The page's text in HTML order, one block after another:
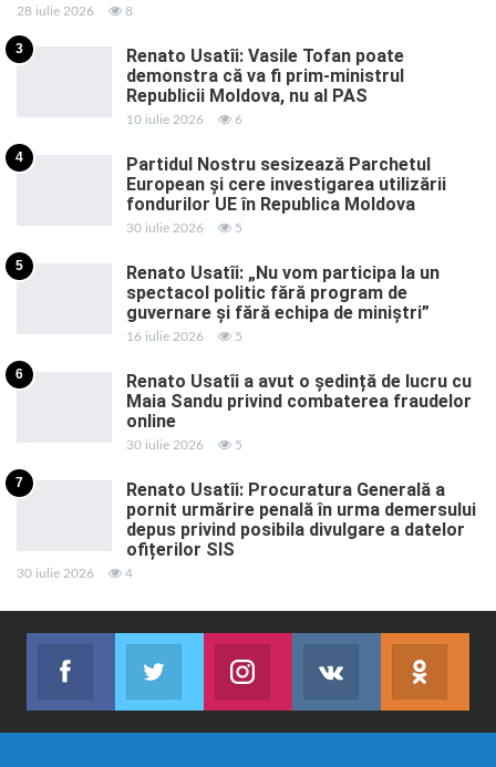
28 iulie 2026 8
3
Renato Usatîi: Vasile Tofan poate
demonstra că va fi prim-ministrul
Republicii Moldova, nu al PAS
10 iulie 2026 6
4
Partidul Nostru sesizează Parchetul
European și cere investigarea utilizării
fondurilor UE în Republica Moldova
30 iulie 2026 5
5
Renato Usatîi: „Nu vom participa la un
spectacol politic fără program de
guvernare și fără echipa de miniștri”
16 iulie 2026 5
6
Renato Usatîi a avut o ședință de lucru cu
Maia Sandu privind combaterea fraudelor
online
30 iulie 2026 5
7
Renato Usatîi: Procuratura Generală a
pornit urmărire penală în urma demersului
depus privind posibila divulgare a datelor
ofițerilor SIS
30 iulie 2026 4
Facebook
Abonează-te
Twitter
Join us on TwitterJoin us on Instagram
Abonează-te